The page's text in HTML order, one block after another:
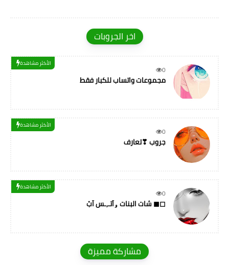
اخر الجروبات
0
الأكثر مشاهدة
مجموعات واتساب للكبار فقط
0
الأكثر مشاهدة
جروب ❣تعارف
0
الأكثر مشاهدة
شات البنات ۅآتـ,ـس آبْ ◼◻
مشاركة مميزة